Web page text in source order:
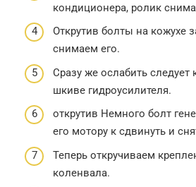
кондиционера, ролик
Открутив болты на кожухе
снимаем его.
Сразу же ослабить
шкиве гидроусилителя.
открутив Немного болт
его мотору к сдвинуть и
Теперь откручиваем
коленвала.